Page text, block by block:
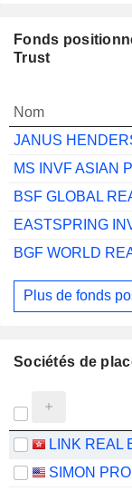
Fonds
Trust
Nom
MS INVF ASIAN
Plus de fonds
Sociétés de